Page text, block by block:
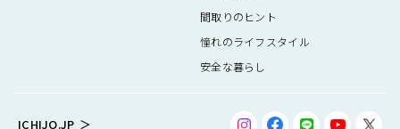
間取りのヒント
憧れのライフスタイル
安全な暮らし
ICHIJO.JP